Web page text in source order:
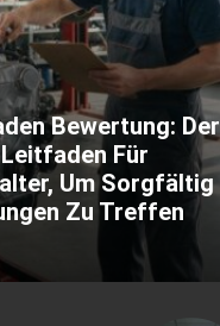
Bewertung: Der
Für
Um Sorgfältig
Zu Treffen